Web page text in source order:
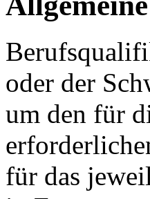
oder der
um den für
für das